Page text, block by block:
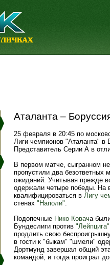
Аталанта –
25 февраля в 20:45 по
Лиги чемпионов "Аталанта"
Представитель Серии А в
В первом матче, сыгранном
пропустили два безответных
ожиданий. Учитывая прежде
одержали четыре победы. На
квалифицироваться в Лигу
стенах "Наполи".
Подопечные Нико Ковача
Бундеслиги против "Лейпцига"
продлить свою
в гости к "быкам" "шмели"
Дортмунд завершал общий
командой, и тогда проиграл